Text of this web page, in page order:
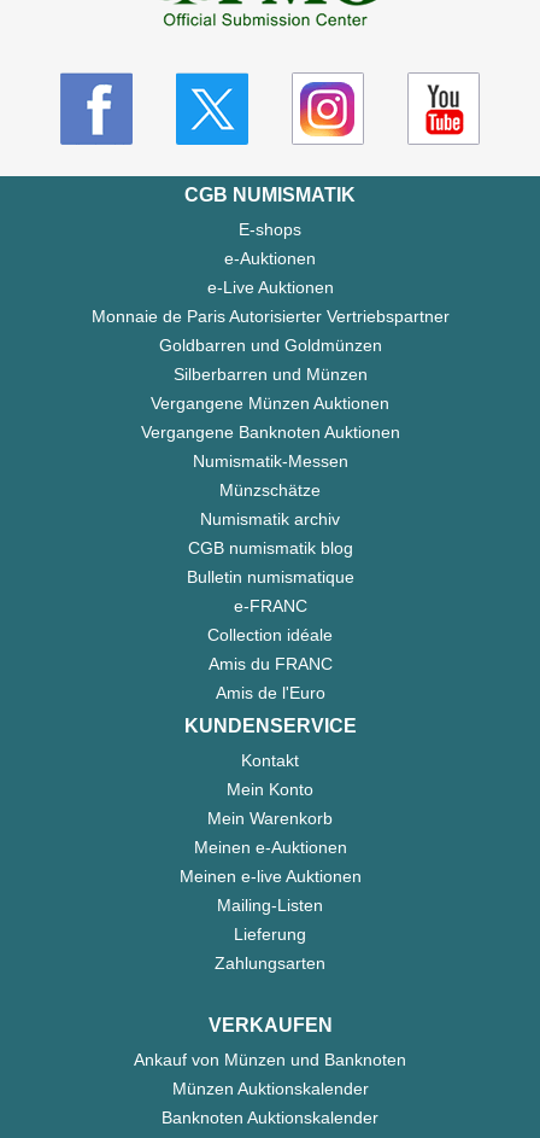
CGB NUMISMATIK
E-shops
e-Auktionen
e-Live Auktionen
Monnaie de Paris Autorisierter Vertriebspartner
Goldbarren und Goldmünzen
Silberbarren und Münzen
Vergangene Münzen Auktionen
Vergangene Banknoten Auktionen
Numismatik-Messen
Münzschätze
Numismatik archiv
CGB numismatik blog
Bulletin numismatique
e-FRANC
Collection idéale
Amis du FRANC
Amis de l'Euro
KUNDENSERVICE
Kontakt
Mein Konto
Mein Warenkorb
Meinen e-Auktionen
Meinen e-live Auktionen
Mailing-Listen
Lieferung
Zahlungsarten
VERKAUFEN
Ankauf von Münzen und Banknoten
Münzen Auktionskalender
Banknoten Auktionskalender